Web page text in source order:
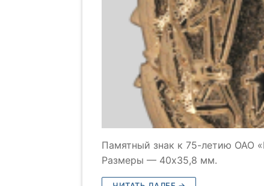
Памятный знак к 75-летию ОАО
Размеры — 40х35,8 мм.